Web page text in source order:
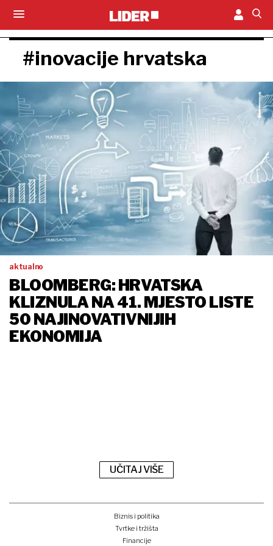
#inovacije hrvatska
aktualno
BLOOMBERG: HRVATSKA
KLIZNULA NA 41. MJESTO LISTE
50 NAJINOVATIVNIJIH
EKONOMIJA
UČITAJ VIŠE
Biznis i politika
Tvrtke i tržišta
Financije